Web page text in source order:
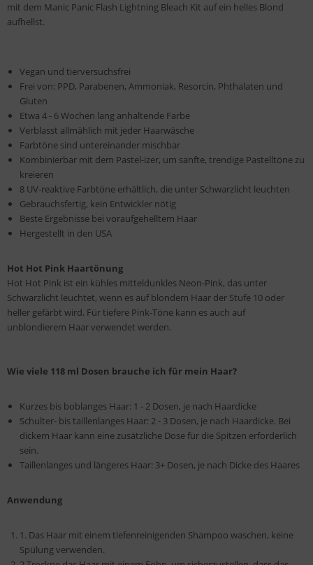
mit dem Manic Panic Flash Lightning Bleach Kit auf ein helles Blond
aufhellst.
Vegan und tierversuchsfrei
Frei von: PPD, Parabenen, Ammoniak, Resorcin, Phthalaten und
Gluten
Etwa 4 - 6 Wochen lang anhaltende Farbe
Verblasst allmählich mit jeder Haarwäsche
Farbtöne sind untereinander mischbar
Kombinierbar mit dem Pastel-izer, um sanfte, trendige Pastelltöne zu
kreieren
8 UV-reaktive Farbtöne erhältlich, die unter Schwarzlicht leuchten
Gebrauchsfertig, kein Entwickler nötig
Beste Ergebnisse bei voraufgehelltem Haar
Hergestellt in den USA
Hot Hot Pink Haartönung
Hot Hot Pink ist ein kühles mitteldunkles Neon-Pink, das unter
Schwarzlicht leuchtet, wenn es auf blondem Haar der Stufe 10 oder
heller gefärbt wird. Für tiefere Pink-Töne kann es auch auf
unblondierem Haar verwendet werden.
Wie viele 118 ml Dosen brauche ich für mein Haar?
Kurzes bis boblanges Haar: 1 - 2 Dosen, je nach Haardicke
Schulter- bis taillenlanges Haar: 2 - 3 Dosen, je nach Haardicke. Bei
dickem Haar kann eine zusätzliche Dose für die Spitzen erforderlich
sein.
Taillenlanges und längeres Haar: 3+ Dosen, je nach Dicke des Haares
Anwendung
1. Das Haar mit einem tiefenreinigenden Shampoo waschen, keine
Spülung verwenden.